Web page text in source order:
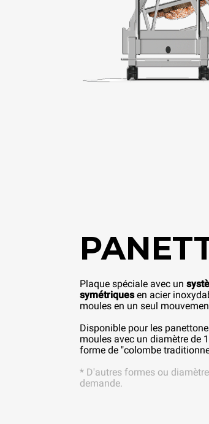
Plaque spéciale avec un
symétriquesen acier
moules en un seul
Disponible pour les
moules avec un diamètre de
forme de "colombe
* D'autres formes ou
demande.